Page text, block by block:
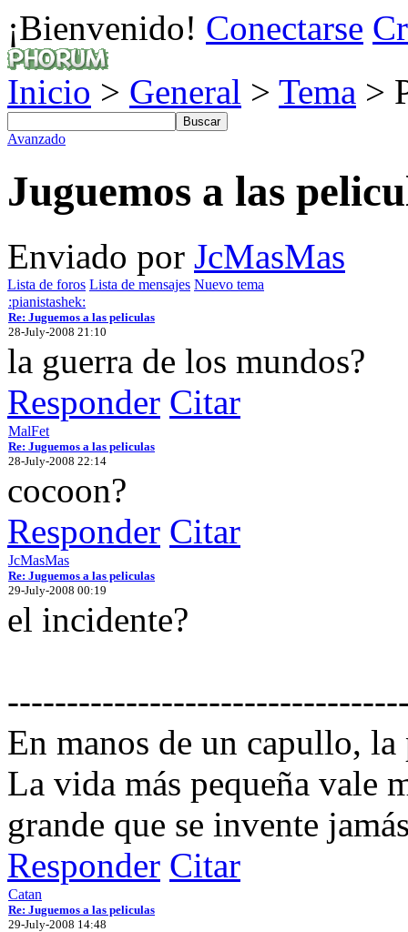
¡Bienvenido! Conectarse
Inicio > General > Tema >
Avanzado
Juguemos a las
Enviado por JcMasMas
Lista de foros Lista de mensajes Nuevo tema
:pianistashek:
Re: Juguemos a las peliculas
28-July-2008 21:10
la guerra de los mundos?
Responder Citar
MalFet
Re: Juguemos a las peliculas
28-July-2008 22:14
cocoon?
Responder Citar
JcMasMas
Re: Juguemos a las peliculas
29-July-2008 00:19
el incidente?
En manos de un capullo,
La vida más pequeña vale
grande que se invente
Responder Citar
Catan
Re: Juguemos a las peliculas
29-July-2008 14:48